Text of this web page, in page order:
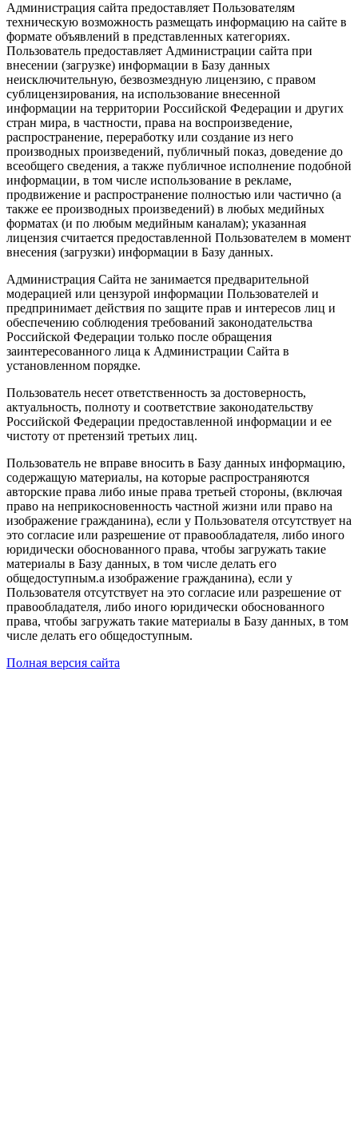
Администрация сайта предоставляет Пользователям
техническую возможность размещать информацию на сайте в
формате объявлений в представленных категориях.
Пользователь предоставляет Администрации сайта при
внесении (загрузке) информации в Базу данных
неисключительную, безвозмездную лицензию, с правом
сублицензирования, на использование внесенной
информации на территории Российской Федерации и других
стран мира, в частности, права на воспроизведение,
распространение, переработку или создание из него
производных произведений, публичный показ, доведение до
всеобщего сведения, а также публичное исполнение подобной
информации, в том числе использование в рекламе,
продвижение и распространение полностью или частично (а
также ее производных произведений) в любых медийных
форматах (и по любым медийным каналам); указанная
лицензия считается предоставленной Пользователем в момент
внесения (загрузки) информации в Базу данных.
Администрация Сайта не занимается предварительной
модерацией или цензурой информации Пользователей и
предпринимает действия по защите прав и интересов лиц и
обеспечению соблюдения требований законодательства
Российской Федерации только после обращения
заинтересованного лица к Администрации Сайта в
установленном порядке.
Пользователь несет ответственность за достоверность,
актуальность, полноту и соответствие законодательству
Российской Федерации предоставленной информации и ее
чистоту от претензий третьих лиц.
Пользователь не вправе вносить в Базу данных информацию,
содержащую материалы, на которые распространяются
авторские права либо иные права третьей стороны, (включая
право на неприкосновенность частной жизни или право на
изображение гражданина), если у Пользователя отсутствует на
это согласие или разрешение от правообладателя, либо иного
юридически обоснованного права, чтобы загружать такие
материалы в Базу данных, в том числе делать его
общедоступным.а изображение гражданина), если у
Пользователя отсутствует на это согласие или разрешение от
правообладателя, либо иного юридически обоснованного
права, чтобы загружать такие материалы в Базу данных, в том
числе делать его общедоступным.
Полная версия сайта